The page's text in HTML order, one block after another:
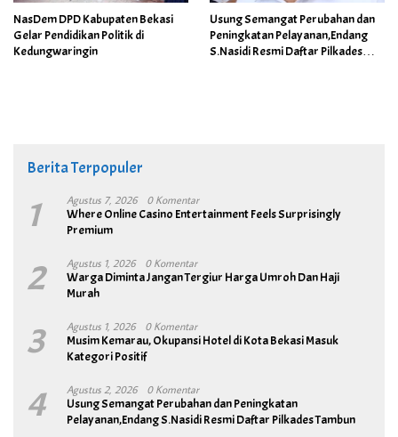
NasDem DPD Kabupaten Bekasi
Gelar Pendidikan Politik di
Kedungwaringin
Usung Semangat Perubahan dan
Peningkatan Pelayanan,Endang
S.Nasidi Resmi Daftar Pilkades
Berita Terpopuler
1 Agustus 7, 2026 0 Komentar
Where Online Casino Entertainment Feels Surprisingly
Premium
2 Agustus 1, 2026 0 Komentar
Warga Diminta Jangan Tergiur Harga Umroh Dan Haji
Murah
3 Agustus 1, 2026 0 Komentar
Musim Kemarau, Okupansi Hotel di Kota Bekasi Masuk
Kategori Positif
4 Agustus 2, 2026 0 Komentar
Usung Semangat Perubahan dan Peningkatan
Pelayanan,Endang S.Nasidi Resmi Daftar Pilkades Tambun